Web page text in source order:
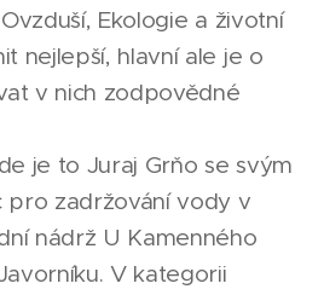
Ekologie a životní
nejlepší, hlavní ale je o
v nich zodpovědné
je to Juraj Grňo se svým
pro zadržování vody v
nádrž U Kamenného
V kategorii